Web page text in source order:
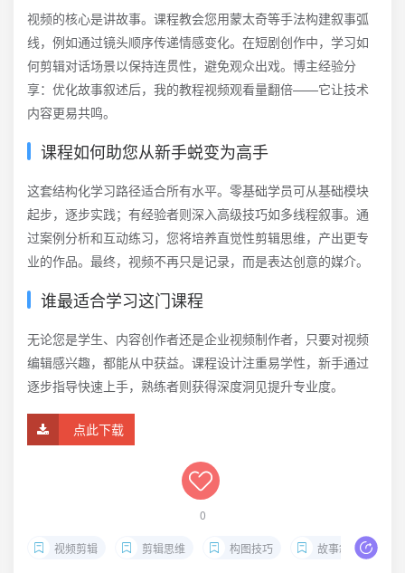
视频的核心是讲故事。课程教会您用蒙太奇等手法构建叙事弧
线，例如通过镜头顺序传递情感变化。在短剧创作中，学习如
何剪辑对话场景以保持连贯性，避免观众出戏。博主经验分
享：优化故事叙述后，我的教程视频观看量翻倍——它让技术
内容更易共鸣。
课程如何助您从新手蜕变为高手
这套结构化学习路径适合所有水平。零基础学员可从基础模块
起步，逐步实践；有经验者则深入高级技巧如多线程叙事。通
过案例分析和互动练习，您将培养直觉性剪辑思维，产出更专
业的作品。最终，视频不再只是记录，而是表达创意的媒介。
谁最适合学习这门课程
无论您是学生、内容创作者还是企业视频制作者，只要对视频
编辑感兴趣，都能从中获益。课程设计注重易学性，新手通过
逐步指导快速上手，熟练者则获得深度洞见提升专业度。
点此下载
0
视频剪辑 剪辑思维 构图技巧 故事叙述